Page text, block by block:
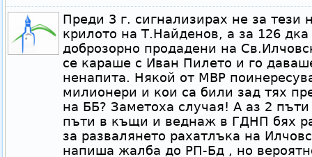
Преди 3 г. сигнализирах не за тези
крилото на Т.Найденов, а за 126
доброзорно продадени на
се караше с Иван Пилето и го
ненапита. Някой от МВР
милионери и кои са били зад тях
на ББ? Заметоха случая! А аз 2
пъти в къщи и веднаж в ГДНП бях
за развалянето рахатлъка на
напиша жалба до РП-Бд , но